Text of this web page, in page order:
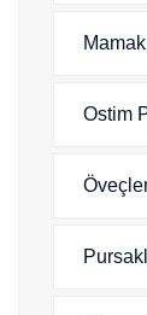
Ostim